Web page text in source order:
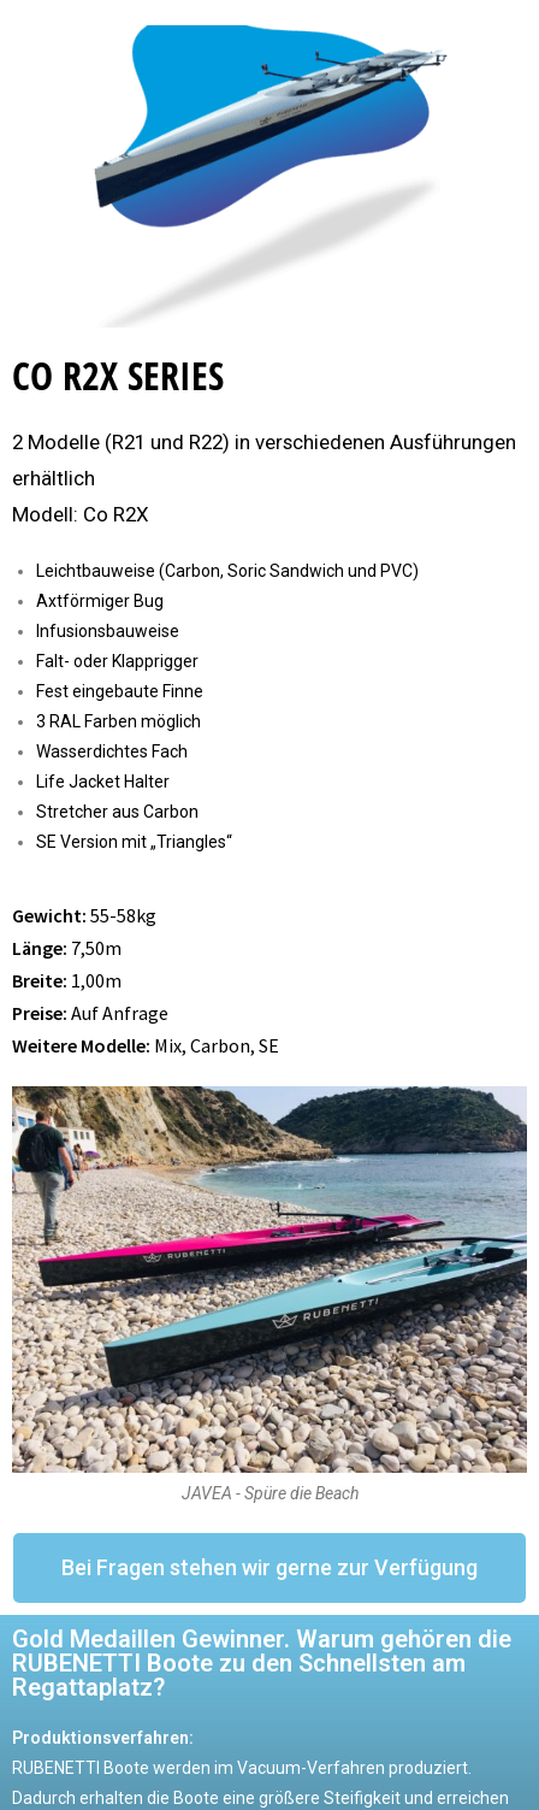
CO R2X SERIES
2 Modelle (R21 und R22) in verschiedenen Ausführungen
erhältlich
Modell: Co R2X
Leichtbauweise (Carbon, Soric Sandwich und PVC)
Axtförmiger Bug
Infusionsbauweise
Falt- oder Klapprigger
Fest eingebaute Finne
3 RAL Farben möglich
Wasserdichtes Fach
Life Jacket Halter
Stretcher aus Carbon
SE Version mit „Triangles“
Gewicht: 55-58kg
Länge: 7,50m
Breite: 1,00m
Preise: Auf Anfrage
Weitere Modelle: Mix, Carbon, SE
JAVEA - Spüre die Beach
Bei Fragen stehen wir gerne zur Verfügung
Gold Medaillen Gewinner. Warum gehören die
RUBENETTI Boote zu den Schnellsten am
Regattaplatz?
Produktionsverfahren:
RUBENETTI Boote werden im Vacuum-Verfahren produziert.
Dadurch erhalten die Boote eine größere Steifigkeit und erreichen